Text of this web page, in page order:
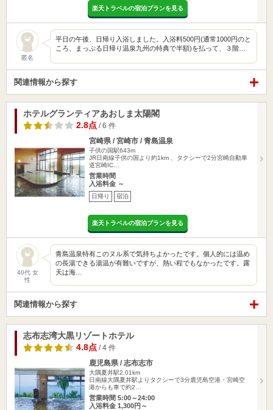
楽天トラベルの宿泊プランを見る
匿名
平日の午後、日帰り入浴しました。入浴料500円(通常1000円のと
ころ、まっぷる日帰り温泉九州の特典で半額)を払って、３階…
関連情報から探す
ホテルグランティアあおしま太陽閣
2.8点 / 6 件
宮崎県 / 宮崎市 / 青島温泉
子供の国駅643m
JR日南線子供の国より約1km 、タクシーで2分宮崎自動車
道宮崎IC…
営業時間
入浴料金 ～
日帰り 宿泊
楽天トラベルの宿泊プランを見る
40代 女
性
青島温泉特有このヌル系で気持ちよかったです。個人的には温め
の長湯できる湯温が有難いですが、熱い程でもなかったです。露
天は海…
関連情報から探す
志布志湾大黒リゾートホテル
4.8点 / 4 件
鹿児島県 / 志布志市
大隅夏井駅2.01km
日南線大隅夏井駅よりタクシーで3分鹿児島空港・宮崎空
港からも車で約2…
営業時間 5:00～24:00
入浴料金 1,300円～